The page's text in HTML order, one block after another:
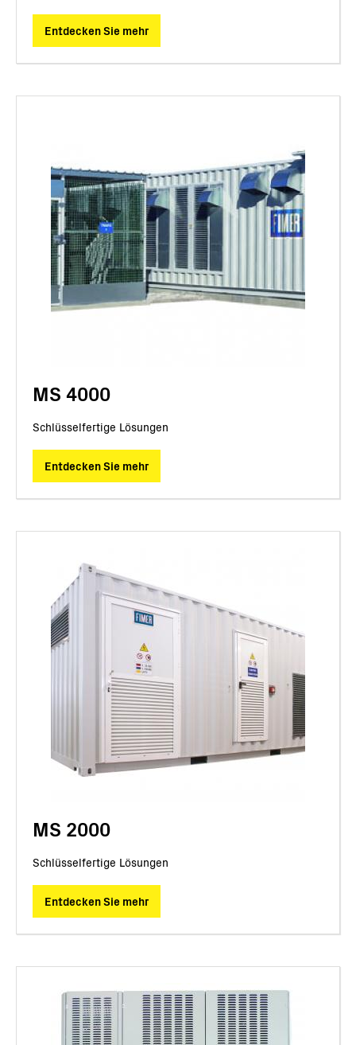
Entdecken Sie mehr
MS 4000
Schlüsselfertige Lösungen
Entdecken Sie mehr
MS 2000
Schlüsselfertige Lösungen
Entdecken Sie mehr